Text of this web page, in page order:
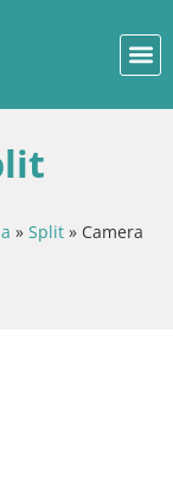
» Split » Camera